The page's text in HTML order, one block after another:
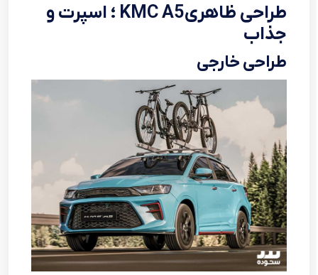
طراحی ظاهریKMC A5 ؛ اسپرت و
جذاب
طراحی خارجی